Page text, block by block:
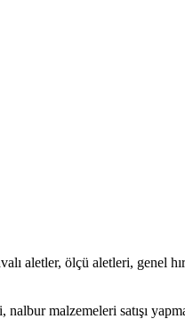
aletler, ölçü aletleri, genel
malzemeleri satışı